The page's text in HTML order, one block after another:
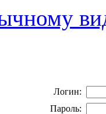
Логин:
Пароль: